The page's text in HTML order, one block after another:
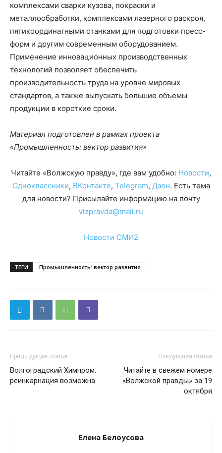
комплексами сварки кузова, покраски и
металлообработки, комплексами лазерного раскроя,
пятикоординатными станками для подготовки пресс-
форм и другим современным оборудованием.
Применение инновационных производственных
технологий позволяет обеспечить
производительность труда на уровне мировых
стандартов, а также выпускать большие объемы
продукции в короткие сроки.
Материал подготовлен в рамках проекта
«Промышленность: вектор развития»
Читайте «Волжскую правду», где вам удобно: Новости,
Одноклассники, ВКонтакте, Telegram, Дзен. Есть тема
для новости? Присылайте информацию на почту
vlzpravda@mail.ru
Новости СМИ2
ТЕГИ Промышленность: вектор развития
Предыдущая статья
Волгоградский Химпром:
реинкарнация возможна
Следующая статья
Читайте в свежем номере
«Волжской правды» за 19
октября
Елена Белоусова